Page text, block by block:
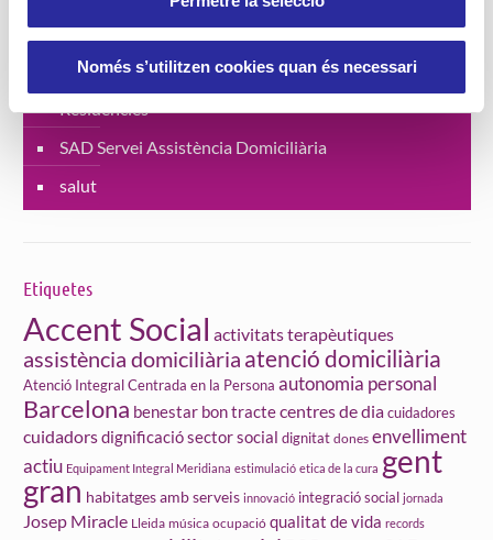
Només s’utilitzen cookies quan és necessari
Lluita contra la violència de gènere
Projectes
Residències
SAD Servei Assistència Domiciliària
salut
Etiquetes
Accent Social activitats terapèutiques
assistència domiciliària atenció domiciliària
Atenció Integral Centrada en la Persona autonomia personal
Barcelona benestar bon tractecentres de diacuidadores
cuidadorsdignificació sector social dignitat dones envelliment
actiu Equipament Integral Meridiana estimulació etica de la cura gent
gran habitatges amb serveis innovació integració social jornada
Josep Miracle Lleida música ocupació qualitat de vida records